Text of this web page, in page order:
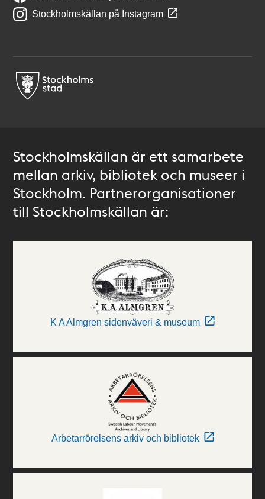
Stockholmskällan på Instagram
Stockholmskällan är ett samarbete
mellan arkiv, bibliotek och museer i
Stockholm. Partnerorganisationer
till Stockholmskällan är:
K A Almgren sidenväveri & museum
Arbetarrörelsens arkiv och bibliotek